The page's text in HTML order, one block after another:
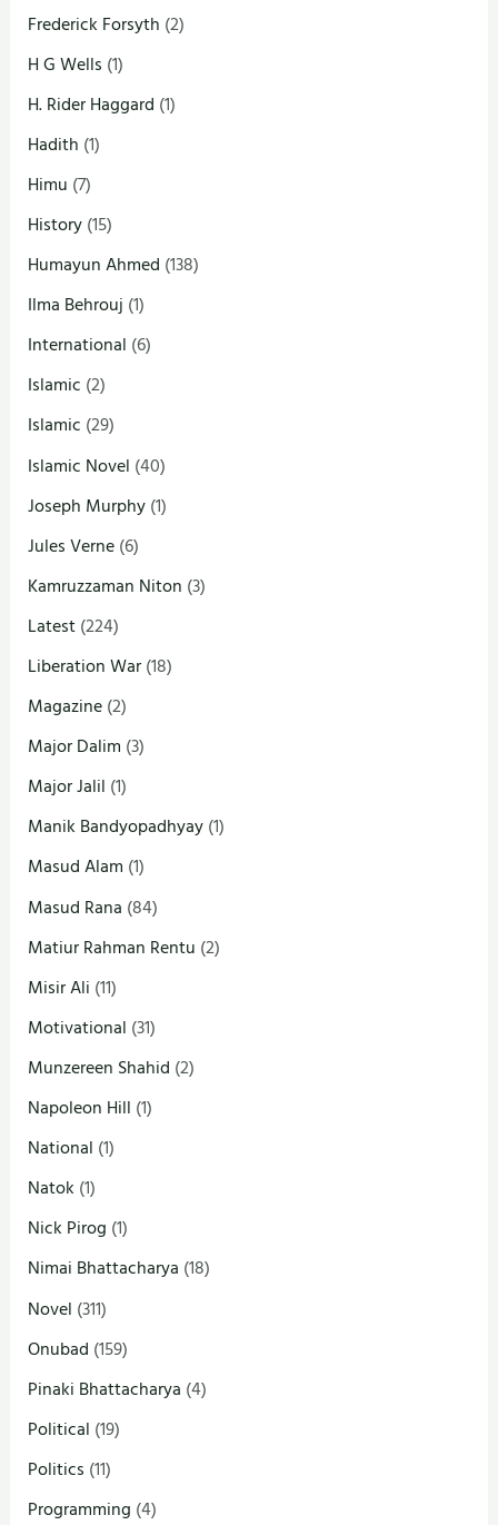
Frederick Forsyth (2)
H G Wells (1)
H. Rider Haggard (1)
Hadith (1)
Himu (7)
History(15)
Humayun Ahmed (138)
Ilma Behrouj (1)
International (6)
Islamic (2)
Islamic (29)
Islamic Novel (40)
Joseph Murphy(1)
Jules Verne(6)
Kamruzzaman Niton (3)
Latest(224)
Liberation War(18)
Magazine(2)
Major Dalim (3)
Major Jalil (1)
Manik Bandyopadhyay(1)
Masud Alam (1)
Masud Rana (84)
Matiur Rahman Rentu (2)
Misir Ali (11)
Motivational (31)
Munzereen Shahid (2)
Napoleon Hill (1)
National (1)
Natok (1)
Nick Pirog (1)
Nimai Bhattacharya (18)
Novel (311)
Onubad (159)
Pinaki Bhattacharya (4)
Political (19)
Politics (11)
Programming (4)